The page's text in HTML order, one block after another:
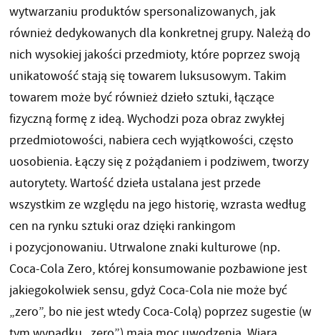
wytwarzaniu produktów spersonalizowanych, jak
również dedykowanych dla konkretnej grupy. Należą do
nich wysokiej jakości przedmioty, które poprzez swoją
unikatowość stają się towarem luksusowym. Takim
towarem może być również dzieło sztuki, łączące
fizyczną formę z ideą. Wychodzi poza obraz zwykłej
przedmiotowości, nabiera cech wyjątkowości, często
uosobienia. Łączy się z pożądaniem i podziwem, tworzy
autorytety. Wartość dzieła ustalana jest przede
wszystkim ze względu na jego historię, wzrasta według
cen na rynku sztuki oraz dzięki rankingom
i pozycjonowaniu. Utrwalone znaki kulturowe (np.
Coca-Cola Zero, której konsumowanie pozbawione jest
jakiegokolwiek sensu, gdyż Coca-Cola nie może być
„zero”, bo nie jest wtedy Coca-Colą) poprzez sugestie (w